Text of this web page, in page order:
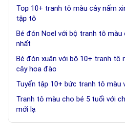
Top 10+ tranh tô màu cây nấm
tập tô
Bé đón Noel với bộ tranh tô màu
nhất
Bé đón xuân với bộ 10+ tranh tô
cây hoa đào
Tuyển tập 10+ bức tranh tô màu
Tranh tô màu cho bé 5 tuổi với
mới lạ